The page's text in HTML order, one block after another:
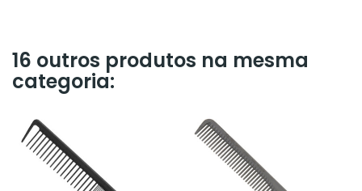
16 outros produtos na mesma
categoria: